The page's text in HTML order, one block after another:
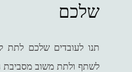
שלכם
תנו לעובדים שלכם לתת
לשתף ולתת משוב מסביבת